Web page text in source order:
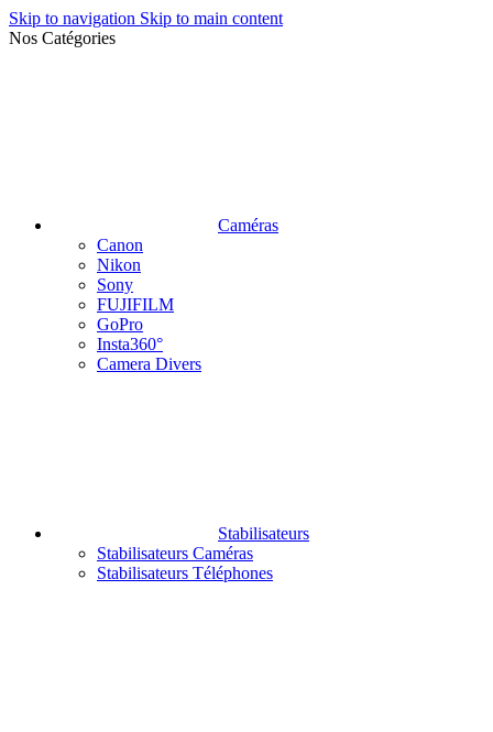
Skip to navigation Skip to main content
Nos Catégories
Caméras
Canon
Nikon
Sony
FUJIFILM
GoPro
Insta360°
Camera Divers
Stabilisateurs
Stabilisateurs Caméras
Stabilisateurs Téléphones